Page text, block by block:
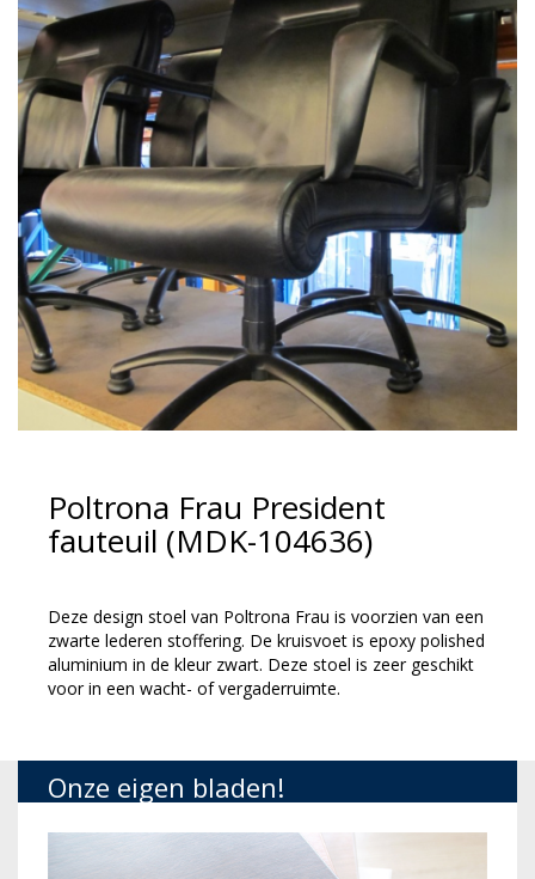
Poltrona Frau President
fauteuil (MDK-104636)
Deze design stoel van Poltrona Frau is voorzien van een
zwarte lederen stoffering. De kruisvoet is epoxy polished
aluminium in de kleur zwart. Deze stoel is zeer geschikt
voor in een wacht- of vergaderruimte.
Onze eigen bladen!